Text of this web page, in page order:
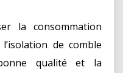
la consommation
de comble
qualité et la